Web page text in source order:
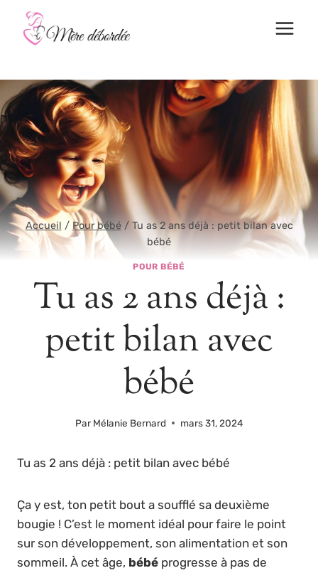
contenu
Accueil / Pour bébé / Tu as 2 ans déjà : petit bilan avec
bébé
POUR BÉBÉ
Tu as 2 ans déjà :
petit bilan avec
bébé
Par Mélanie Bernard mars 31, 2024
Tu as 2 ans déjà : petit bilan avec bébé
Ça y est, ton petit bout a soufflé sa deuxième
bougie ! C’est le moment idéal pour faire le point
sur son développement, son alimentation et son
sommeil. À cet âge, bébé progresse à pas de